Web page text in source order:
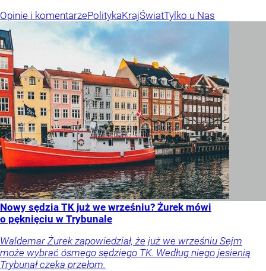
Opinie i komentarzePolitykaKrajŚwiatTylko u Nas
Nowy sędzia TK już we wrześniu? Żurek mówi
o pęknięciu w Trybunale
Waldemar Żurek zapowiedział, że już we wrześniu Sejm
może wybrać ósmego sędziego TK. Według niego jesienią
Trybunał czeka przełom.